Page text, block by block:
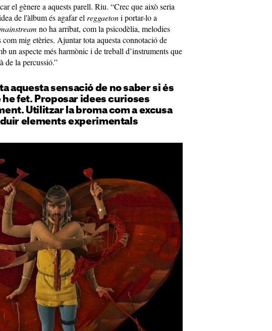
el gènere a aquests parell. Riu. “Crec que això seria
de l'àlbum és agafar el reggaetoni portar-lo a
no ha arribat, com la psicodèlia, melodies
com mig etèries. Ajuntar tota aquesta connotació de
un aspecte més harmònic i de treball d’instruments que
de la percussió.”
aquesta sensació de no saber si és
he fet. Proposar idees curioses
Utilitzar la broma com a excusa
elements experimentals